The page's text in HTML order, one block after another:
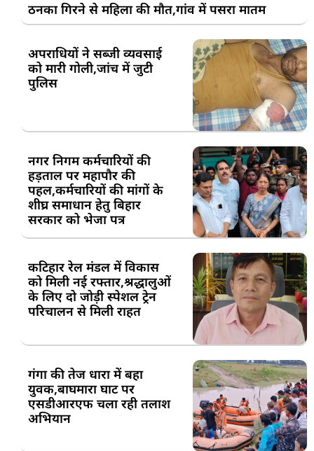
ठनका गिरने से महिला की मौत,गांव में पसरा मातम
अपराधियों ने सब्जी व्यवसाई
को मारी गोली,जांच में जुटी
पुलिस
नगर निगम कर्मचारियों की
हड़ताल पर महापौर की
पहल,कर्मचारियों की मांगों के
शीघ्र समाधान हेतु बिहार
सरकार को भेजा पत्र
कटिहार रेल मंडल में विकास
को मिली नई रफ्तार,श्रद्धालुओं
के लिए दो जोड़ी स्पेशल ट्रेन
परिचालन से मिली राहत
गंगा की तेज धारा में बहा
युवक,बाघमारा घाट पर
एसडीआरएफ चला रही तलाश
अभियान